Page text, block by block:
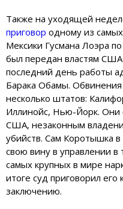
Также на уходящей
приговор одному из
Мексики Гусмана Лоэра
был передан властям США
последний день работы
Барака Обамы.
несколько штатов:
Иллинойс, Нью-Йорк. Они
США, незаконным
убийств. Сам Коротышка в
свою вину в управлении
самых крупных в мире
итоге суд приговорил
заключению.